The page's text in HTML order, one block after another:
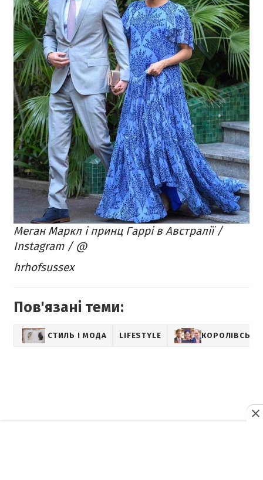
Меган Маркл і принц Гаррі в Австралії /
Instagram / @
hrhofsussex​
Пов'язані теми:
СТИЛЬ І МОДА LIFESTYLE КОРОЛІВСЬКА